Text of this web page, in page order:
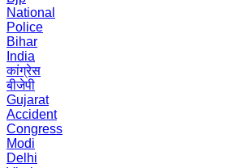
National
Police
Bihar
India
कांग्रेस
बीजेपी
Gujarat
Accident
Congress
Modi
Delhi